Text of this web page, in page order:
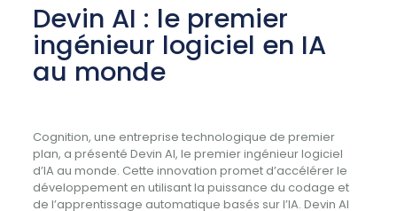
Devin AI : le premier
ingénieur logiciel en IA
au monde
Cognition, une entreprise technologique de premier
plan, a présenté Devin AI, le premier ingénieur logiciel
d’IA au monde. Cette innovation promet d’accélérer le
développement en utilisant la puissance du codage et
de l’apprentissage automatique basés sur l’IA. Devin AI